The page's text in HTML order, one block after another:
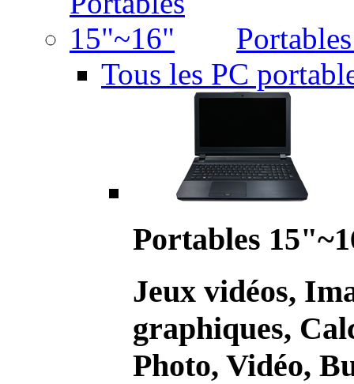
Tous les PC
Portables
Jeux vidéos,
graphiques,
Photo, Vidéo,